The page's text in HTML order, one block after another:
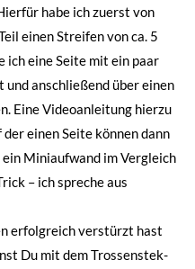
habe ich zuerst von
einen Streifen von ca. 5
ich eine Seite mit ein paar
und anschließend über einen
Eine Videoanleitung hierzu
einen Seite können dann
Miniaufwand im Vergleich
– ich spreche aus
erfolgreich verstürzt hast
Du mit dem Trossenstek-